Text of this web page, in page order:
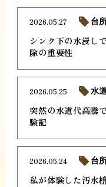
シンク下の水浸し
除の重要性
2026.05.27 台
突然の水道代高騰
験記
2026.05.25 水
私が体験した汚水
2026.05.24 台